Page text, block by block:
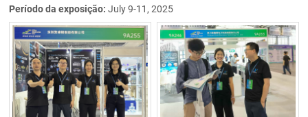
Período da exposição:July 9-11, 2025